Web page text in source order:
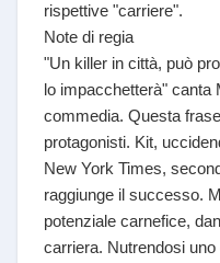
rispettive "carriere".
Note di regia
"Un killer in città, può
lo impacchetterà" canta
commedia. Questa
protagonisti. Kit,
New York Times,
raggiunge il successo.
potenziale carnefice,
carriera. Nutrendosi uno